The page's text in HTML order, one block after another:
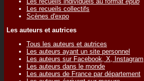
Les recueils collectifs
Scènes d'expo
Les auteurs et autrices
Tous les auteurs et autrices
Les auteurs ayant un site personnel
Les auteurs sur Facebook, X, Instagram
Les auteurs dans le monde
Les auteurs de France par département